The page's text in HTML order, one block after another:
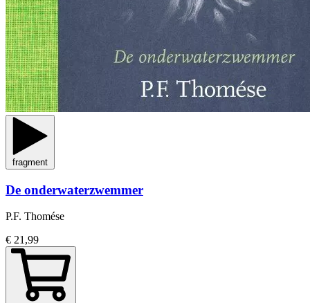
fragment
De onderwaterzwemmer
P.F. Thomése
€ 21,99